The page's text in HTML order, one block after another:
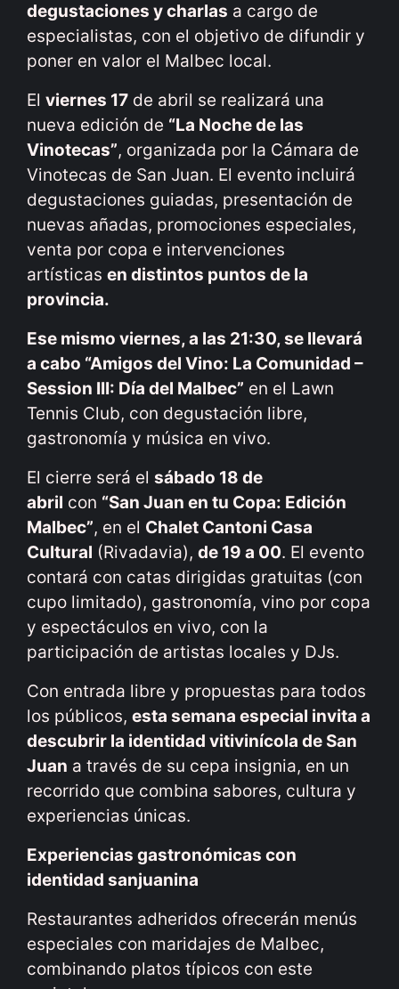
degustaciones y charlas a cargo de
especialistas, con el objetivo de difundir y
poner en valor el Malbec local.
El viernes 17 de abril se realizará una
nueva edición de “La Noche de las
Vinotecas”, organizada por la Cámara de
Vinotecas de San Juan. El evento incluirá
degustaciones guiadas, presentación de
nuevas añadas, promociones especiales,
venta por copa e intervenciones
artísticas en distintos puntos de la
provincia.
Ese mismo viernes, a las 21:30, se llevará
a cabo “Amigos del Vino: La Comunidad –
Session III: Día del Malbec” en el Lawn
Tennis Club, con degustación libre,
gastronomía y música en vivo.
El cierre será el sábado 18 de
abril con “San Juan en tu Copa: Edición
Malbec”, en el Chalet Cantoni Casa
Cultural (Rivadavia), de 19 a 00. El evento
contará con catas dirigidas gratuitas (con
cupo limitado), gastronomía, vino por copa
y espectáculos en vivo, con la
participación de artistas locales y DJs.
Con entrada libre y propuestas para todos
los públicos, esta semana especial invita a
descubrir la identidad vitivinícola de San
Juan a través de su cepa insignia, en un
recorrido que combina sabores, cultura y
experiencias únicas.
Experiencias gastronómicas con
identidad sanjuanina
Restaurantes adheridos ofrecerán menús
especiales con maridajes de Malbec,
combinando platos típicos con este